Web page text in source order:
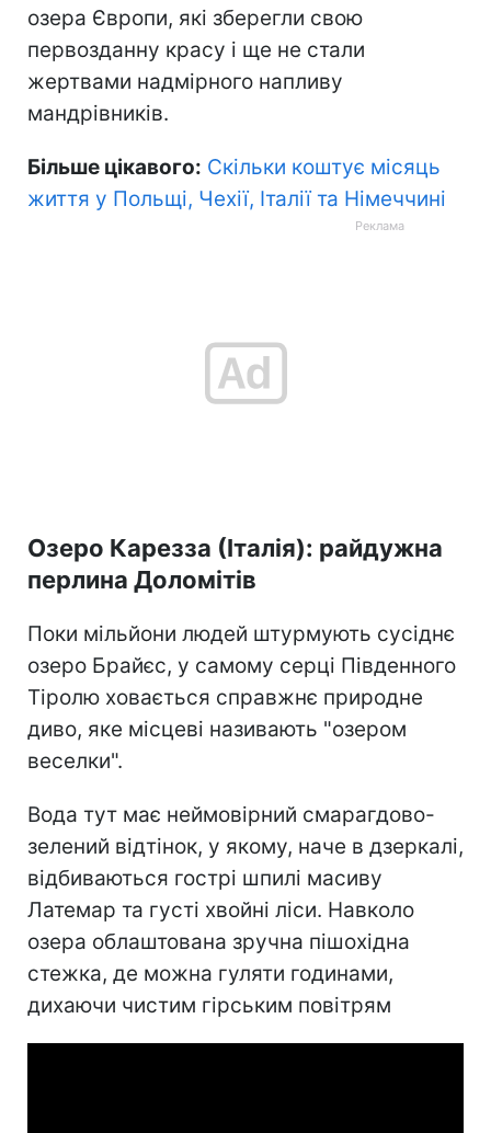
озера Європи, які зберегли свою
первозданну красу і ще не стали
жертвами надмірного напливу
мандрівників.
Більше цікавого: Скільки коштує місяць
життя у Польщі, Чехії, Італії та Німеччині
Озеро Карезза (Італія): райдужна
перлина Доломітів
Поки мільйони людей штурмують сусіднє
озеро Брайєс, у самому серці Південного
Тіролю ховається справжнє природне
диво, яке місцеві називають "озером
веселки".
Вода тут має неймовірний смарагдово-
зелений відтінок, у якому, наче в дзеркалі,
відбиваються гострі шпилі масиву
Латемар та густі хвойні ліси. Навколо
озера облаштована зручна пішохідна
стежка, де можна гуляти годинами,
дихаючи чистим гірським повітрям